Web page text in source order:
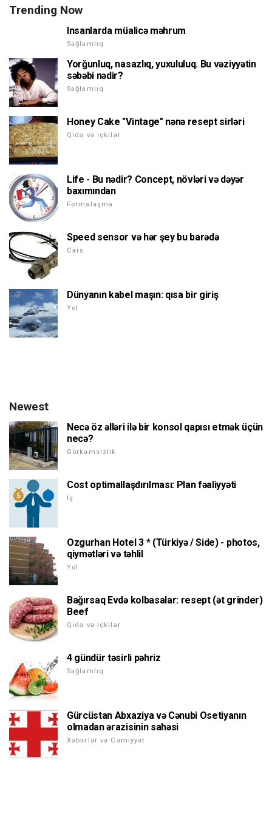
Trending Now
Insanlarda müalicə məhrum
Sağlamlıq
Yorğunluq, nasazlıq, yuxululuq. Bu vəziyyətin
səbəbi nədir?
Sağlamlıq
Honey Cake "Vintage" nənə resept sirləri
Qida və içkilər
Life - Bu nədir? Concept, növləri və dəyər
baxımından
Formalaşma
Speed sensor və hər şey bu barədə
Cars
Dünyanın kabel maşın: qısa bir giriş
Yol
Newest
Necə öz əlləri ilə bir konsol qapısı etmək üçün
necə?
Görkəmsizlik
Cost optimallaşdırılması: Plan fəaliyyəti
Iş
Ozgurhan Hotel 3 * (Türkiyə / Side) - photos,
qiymətləri və təhlil
Yol
Bağırsaq Evdə kolbasalar: resept (ət grinder)
Beef
Qida və içkilər
4 gündür təsirli pəhriz
Sağlamlıq
Gürcüstan Abxaziya və Cənubi Osetiyanın
olmadan ərazisinin sahəsi
Xəbərlər və Cəmiyyət